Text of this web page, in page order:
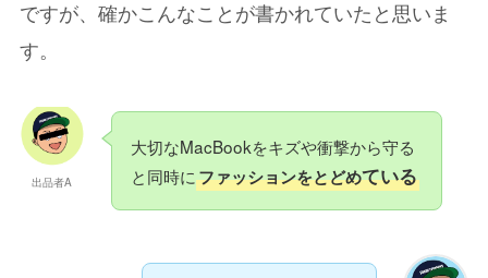
ですが、確かこんなことが書かれていたと思いま
す。
出品者A
大切なMacBookをキズや衝撃から守る
と同時にファッションをとどめている